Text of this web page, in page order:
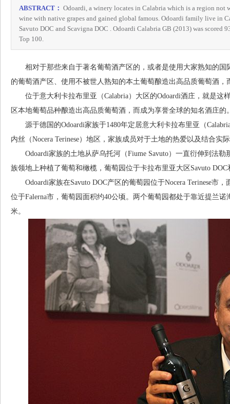
ABSTRACT： Odoardi, a winery locates in Calabria which is a region
wine with native grapes and gained global famous. Odoardi family live in
Savuto DOC and Scavigna DOC . Odoardi Calabria GB (2013) was scored
Top 100.
相对于那些来自于著名葡萄酒产区的，或者是使用大家熟知的国
的葡萄酒产区、使用不被世人熟知的本土葡萄酿造出高品质葡萄酒
位于意大利卡拉布里亚（Calabria）大区的Odoardi酒庄，就是这
区本地葡萄品种酿造出高品质葡萄酒，而成为享誉全球的知名酒庄的
源于德国的Odoardi家族于1480年定居意大利卡拉布里亚（
内丝（Nocera Terinese）地区，家族成员对于土地的热爱以及结合实
Odoardi家族的土地从萨乌托河（Fiume Savuto）一直衍伸到法勒
族领地上种植了葡萄和橄榄，葡萄园位于卡拉布里亚大区Savuto DOC
Odoardi家族在Savuto DOC产区的葡萄园位于Nocera Terinese市，
位于Falerna市，葡萄园面积约40公顷。两个葡萄园都处于靠近提兰
米。